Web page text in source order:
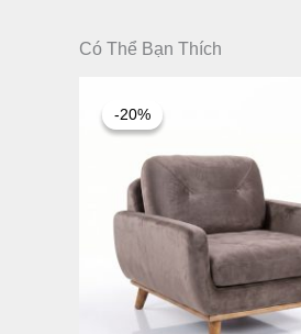
Có Thể Bạn Thích
-20%
-20%